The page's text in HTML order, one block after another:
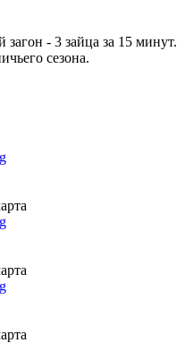
- 3 зайца за 15 минут.
сезона.